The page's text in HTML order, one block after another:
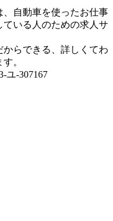
、自動車を使ったお仕事
いる人のための求人サ
からできる、詳しくてわ
。
ユ-307167